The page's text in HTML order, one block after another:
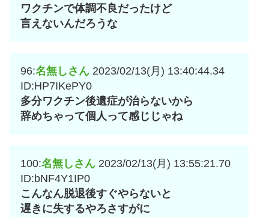
ワクチンで体調不良だったけど
言えないんだろうな
96:名無しさん 2023/02/13(月) 13:40:44.34
ID:HP7IKePY0
多分ワクチン後遺症が治らないから
辞めちゃって個人って感じじゃね
100:名無しさん 2023/02/13(月) 13:55:21.70
ID:bNF4Y1IP0
こんなん脱退後すぐやらないと
遅きに失するやろさすがに